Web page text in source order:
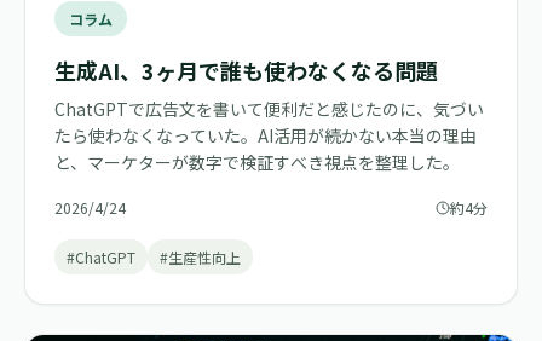
コラム
生成AI、3ヶ月で誰も使わなくなる問題
ChatGPTで広告文を書いて便利だと感じたのに、気づい
たら使わなくなっていた。AI活用が続かない本当の理由
と、マーケターが数字で検証すべき視点を整理した。
2026/4/24 約4分
#ChatGPT #生産性向上